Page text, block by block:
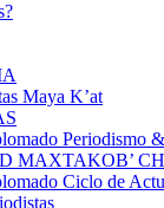
Maya K’at
Periodismo
MAXTAKOB’
Ciclo de